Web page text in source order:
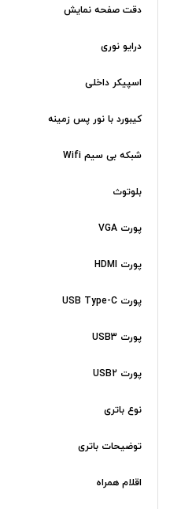
دقت صفحه نمایش
درایو نوری
اسپیکر داخلی
کیبورد با نور پس زمینه
شبکه بی سیم Wifi
بلوتوث
پورت VGA
پورت HDMI
پورت USB Type-C
پورت USB3
پورت USB2
نوع باتری
توضیحات باتری
اقلام همراه